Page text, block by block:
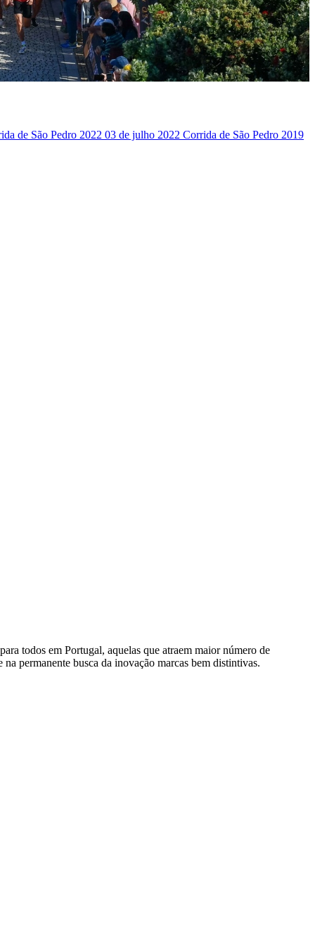
de São Pedro 2022 03 de julho 2022 Corrida de São Pedro 2019
todos em Portugal, aquelas que atraem maior número de
permanente busca da inovação marcas bem distintivas.